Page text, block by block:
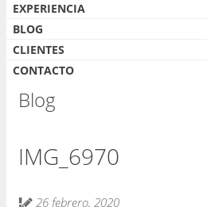
EXPERIENCIA
BLOG
CLIENTES
CONTACTO
Blog
IMG_6970
26 febrero, 2020